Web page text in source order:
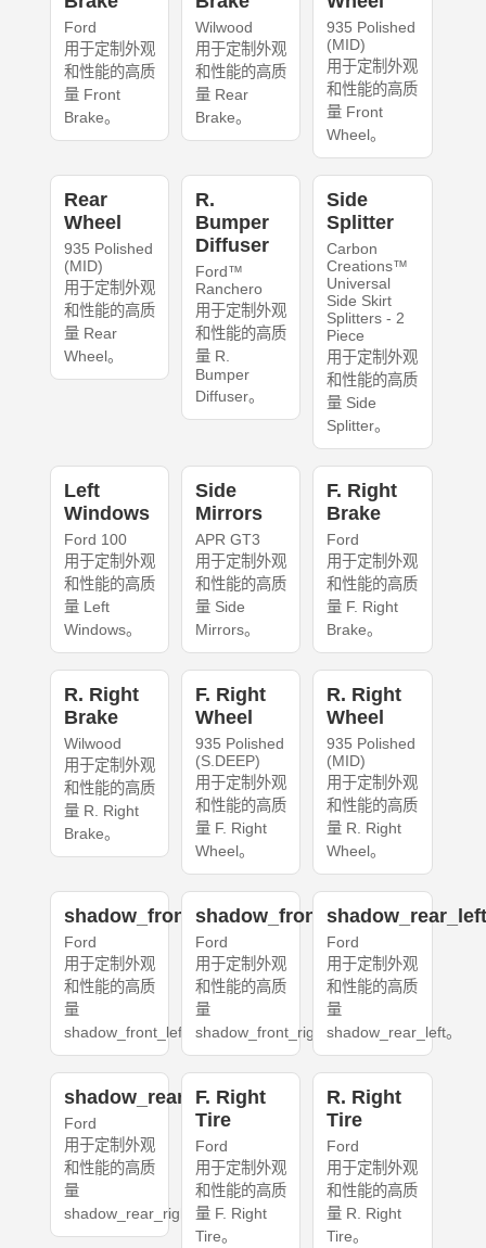
Ford
用于定制外观
和性能的高质
量 Front
Brake。
Wilwood
用于定制外观
和性能的高质
量 Rear
Brake。
935 Polished
(MID)
用于定制外观
和性能的高质
量 Front
Wheel。
Rear
Wheel
935 Polished
(MID)
用于定制外观
和性能的高质
量 Rear
Wheel。
R.
Bumper
Diffuser
Ford™
Ranchero
用于定制外观
和性能的高质
量 R.
Bumper
Diffuser。
Side
Splitter
Carbon
Creations™
Universal
Side Skirt
Splitters - 2
Piece
用于定制外观
和性能的高质
量 Side
Splitter。
Left
Windows
Ford 100
用于定制外观
和性能的高质
量 Left
Windows。
Side
Mirrors
APR GT3
用于定制外观
和性能的高质
量 Side
Mirrors。
F. Right
Brake
Ford
用于定制外观
和性能的高质
量 F. Right
Brake。
R. Right
Brake
Wilwood
用于定制外观
和性能的高质
量 R. Right
Brake。
F. Right
Wheel
935 Polished
(S.DEEP)
用于定制外观
和性能的高质
量 F. Right
Wheel。
R. Right
Wheel
935 Polished
(MID)
用于定制外观
和性能的高质
量 R. Right
Wheel。
shadow_front_left
Ford
用于定制外观
和性能的高质
量
shadow_front_left。
shadow_front_right
Ford
用于定制外观
和性能的高质
量
shadow_front_right。
Ford
用于定制外观
和性能的高质
量
shadow_rear_left。
shadow_rear_right
Ford
用于定制外观
和性能的高质
量
shadow_rear_right。
F. Right
Tire
Ford
用于定制外观
和性能的高质
量 F. Right
Tire。
R. Right
Tire
Ford
用于定制外观
和性能的高质
量 R. Right
Tire。